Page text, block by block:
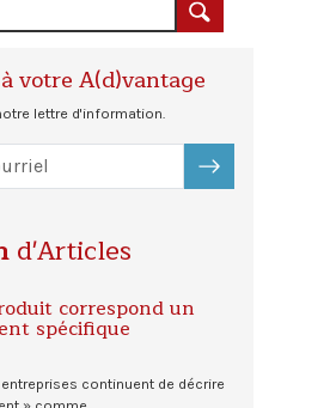
votre A(d)vantage
lettre d'information.
S'ABONNER
d'Articles
correspond un
spécifique
continuent de décrire